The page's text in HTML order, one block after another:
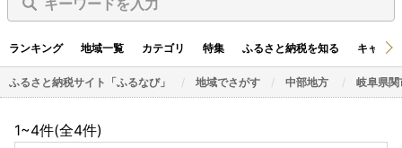
ランキング 地域一覧 カテゴリ 特集 ふるさと納税を知る キャン
ふるさと納税サイト「ふるなび」 地域でさがす 中部地方 岐阜県関
1~4件(全4件)